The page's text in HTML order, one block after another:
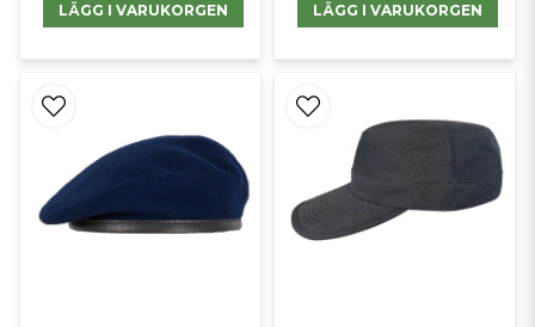
LÄGG I VARUKORGEN LÄGG I VARUKORGEN